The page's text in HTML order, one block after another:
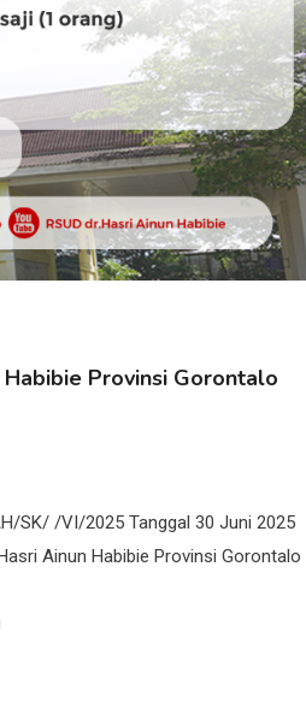
Provinsi Gorontalo
SK/ /VI/2025 Tanggal 30 Juni 2025
Ainun Habibie Provinsi Gorontalo